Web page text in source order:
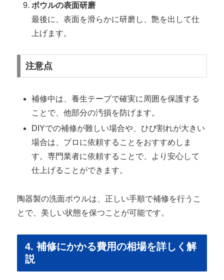
ボウルの表面研磨
最後に、表面を滑らかに研磨し、艶を出して仕
上げます。
注意点
補修中は、養生テープで確実に周囲を保護する
ことで、他部分の汚損を防げます。
DIYでの補修が難しい場合や、ひび割れが大きい
場合は、プロに依頼することをおすすめしま
す。専門業者に依頼することで、より安心して
仕上げることができます。
陶器製の洗面ボウルは、正しい手順で補修を行うこ
とで、美しい状態を保つことが可能です。
4. 補修にかかる費用の相場を詳しく解
説